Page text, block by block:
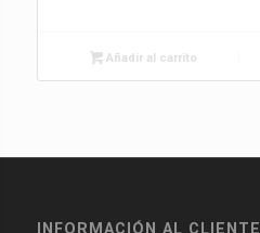
Añadir al carrito
INFORMACIÓN AL CLIENTE